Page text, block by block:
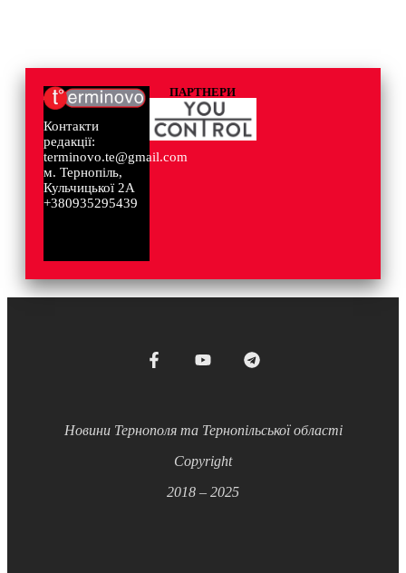
Контакти
редакції:
terminovo.te@gmail.com
м. Тернопіль,
Кульчицької 2А
+380935295439
ПАРТНЕРИ
Новини Тернополя та Тернопільської області
Copyright
2018 – 2025